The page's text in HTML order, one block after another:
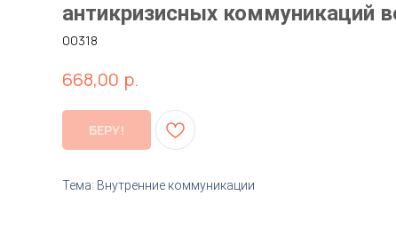
антикризисных коммуникаций
00318
668,00 р.
БЕРУ!
Тема: Внутренние коммуникации